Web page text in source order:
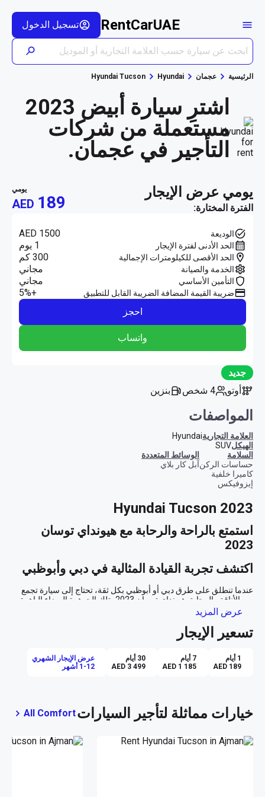
RentCarUAE تسجيل الدخول
الرئيسية عجمان Hyundai
Hyundai Tucson
اشترِ سيارة أبيض 2023
مستعملة من شركات
التأجير في عجمان.
يومي عرض الإيجار
الفترة المختارة:
يومي
AED 189
الوديعة AED 1500
الحد الأدنى لفترة الإيجار 1 يوم
الحد الأقصى للكيلومترات الإجمالية 300 كم
الخدمة والصيانة مجاني
التأمين الأساسي مجاني
ضريبة القيمة المضافة الضريبة القابل للتطبيق
+5%
احجز
واتساب
جديد
أوتو
4 شخص بنزين
المواصفات
العلامة التجاريةHyundai
الهيكلSUV
السلامة
حساسات الركن
كاميرا خلفية
إيزوفيكس
الوسائط المتعددة
آبل كار بلاي
Hyundai Tucson 2023
2023
اكتشف تجربة القيادة المثالية في دبي وأبوظبي
أما في الداخل، فتسحرك المساحات الواسعة باللون الأسود الأنيق، حيث
والاسترخاء. سواء كنت تأخذ عائلتك في نزهة على شاطئ جميرا أو تحضر
اجتماعا هاما في قلب أبوظبي، توفر لك توسان الراحة التي تحتاجها لجميع
عرض المزيد
تسعير الإيجار
1 أيام
AED 189
7 أيام
AED 1 185
30 أيام
AED 3 499
عرض الإيجار الشهري
1-12 أشهر
خيارات مماثلة لتأجير السياراتAll Comfort